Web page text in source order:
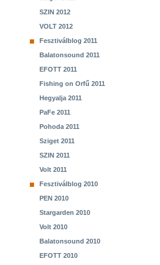
SZIN 2012
VOLT 2012
Fesztiválblog 2011
Balatonsound 2011
EFOTT 2011
Fishing on Orfű 2011
Hegyalja 2011
PaFe 2011
Pohoda 2011
Sziget 2011
SZIN 2011
Volt 2011
Fesztiválblog 2010
PEN 2010
Stargarden 2010
Volt 2010
Balatonsound 2010
EFOTT 2010